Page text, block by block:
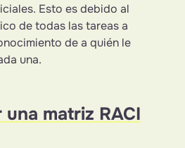
Esto es debido al
de todas las tareas a
de a quién le
una.
una matriz RACI